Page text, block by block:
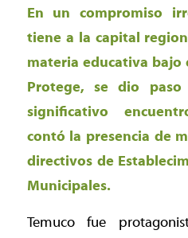
En un compromiso
tiene a la capital
materia educativa bajo
Protege, se dio
significativo
contó la presencia de
directivos de
Municipales.
Temuco fue